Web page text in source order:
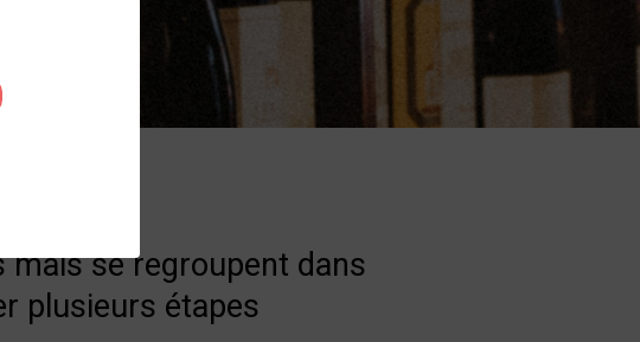
mais se regroupent dans
plusieurs étapes